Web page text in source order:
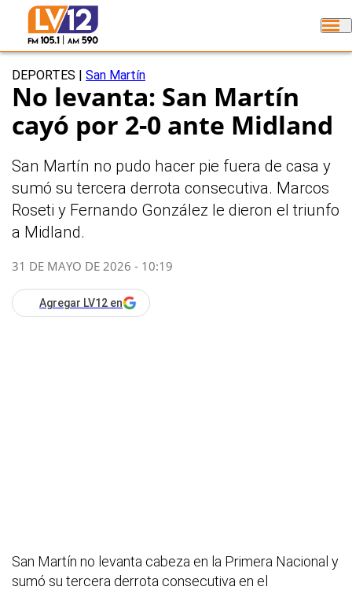
DEPORTES San Martín
No levanta: San Martín
cayó por 2-0 ante Midland
San Martín no pudo hacer pie fuera de casa y
sumó su tercera derrota consecutiva. Marcos
Roseti y Fernando González le dieron el triunfo
a Midland.
31 DE MAYO DE 2026 - 10:19
Agregar LV12 en
San Martín no levanta cabeza en la Primera Nacional y
sumó su tercera derrota consecutiva en el